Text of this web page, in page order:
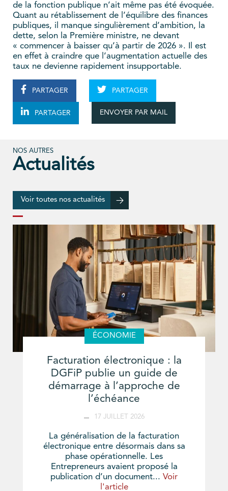
de la fonction publique n’ait même pas été évoquée.
Quant au rétablissement de l’équilibre des finances
publiques, il manque singulièrement d’ambition, la
dette, selon la Première ministre, ne devant
« commencer à baisser qu’à partir de 2026 ». Il est
en effet à craindre que l’augmentation actuelle des
taux ne devienne rapidement insupportable.
PARTAGER PARTAGER
PARTAGER ENVOYER PAR MAIL
NOS AUTRES
Actualités
Voir toutes nos actualités
ÉCONOMIE
Facturation électronique : la
DGFiP publie un guide de
démarrage à l’approche de
l’échéance
17 JUILLET 2026
La généralisation de la facturation
électronique entre désormais dans sa
phase opérationnelle. Les
Entrepreneurs avaient proposé la
publication d’un document... Voir
l'article